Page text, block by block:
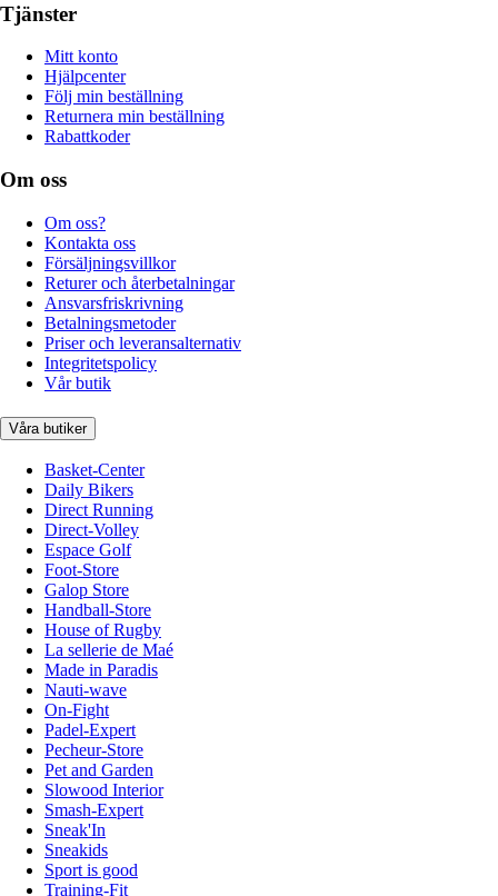
Tjänster
Mitt konto
Hjälpcenter
Följ min beställning
Returnera min beställning
Rabattkoder
Om oss
Om oss?
Kontakta oss
Försäljningsvillkor
Returer och återbetalningar
Ansvarsfriskrivning
Betalningsmetoder
Priser och leveransalternativ
Integritetspolicy
Vår butik
Våra butiker
Basket-Center
Daily Bikers
Direct Running
Direct-Volley
Espace Golf
Foot-Store
Galop Store
Handball-Store
House of Rugby
La sellerie de Maé
Made in Paradis
Nauti-wave
On-Fight
Padel-Expert
Pecheur-Store
Pet and Garden
Slowood Interior
Smash-Expert
Sneak'In
Sneakids
Sport is good
Training-Fit